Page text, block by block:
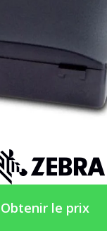
Obtenir le prix